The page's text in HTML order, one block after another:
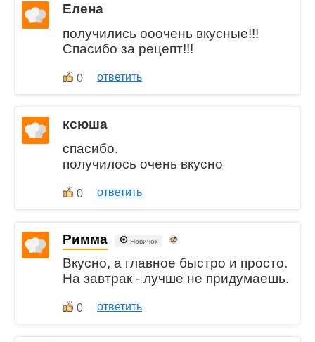
Елена
получились ооочень вкусные!!!
Спасибо за рецепт!!!
0 ответить
ксюша
спасибо.
получилось очень вкусно
0 ответить
Римма Новичок
Вкусно, а главное быстро и просто.
На завтрак - лучше не придумаешь.
0 ответить